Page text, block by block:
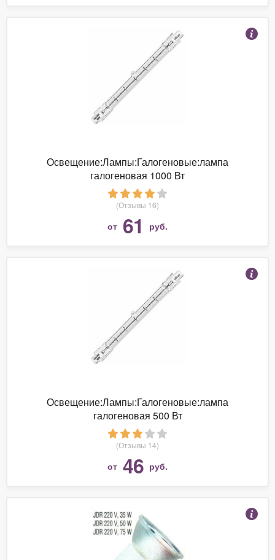
Освещение:Лампы:Галогеновые:лампа
галогеновая 1000 Вт
(Отзывы 16)
от 61 руб.
Освещение:Лампы:Галогеновые:лампа
галогеновая 500 Вт
(Отзывы 14)
от 46 руб.